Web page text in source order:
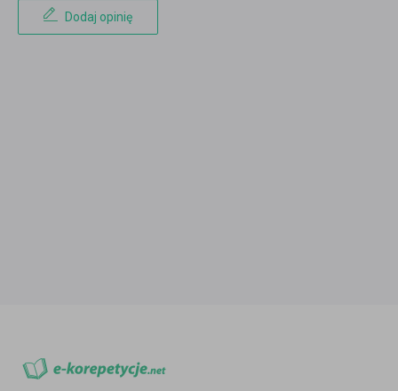
Dodaj opinię